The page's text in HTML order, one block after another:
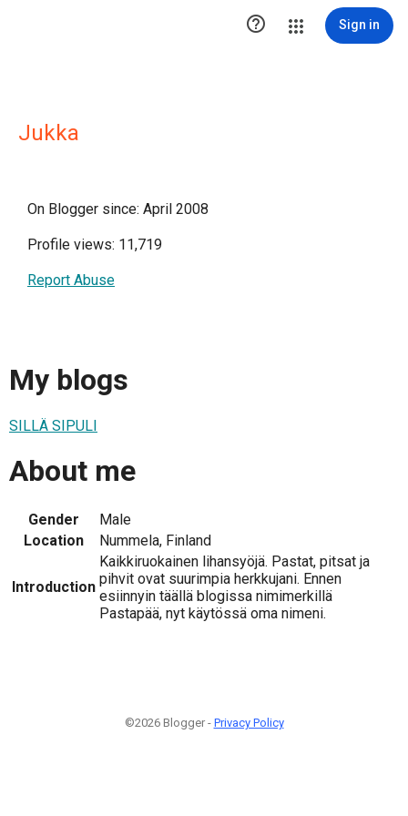
 Sign in
Jukka
On Blogger since: April 2008
Profile views: 11,719
Report Abuse
My blogs
SILLÄ SIPULI
About me
Gender
Male
Location
Nummela, Finland
Introduction
Kaikkiruokainen lihansyöjä. Pastat, pitsat ja
pihvit ovat suurimpia herkkujani. Ennen
esiinnyin täällä blogissa nimimerkillä
Pastapää, nyt käytössä oma nimeni.
©2026 Blogger - Privacy Policy